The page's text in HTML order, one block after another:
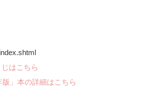
はこちら
版」本の詳細はこちら